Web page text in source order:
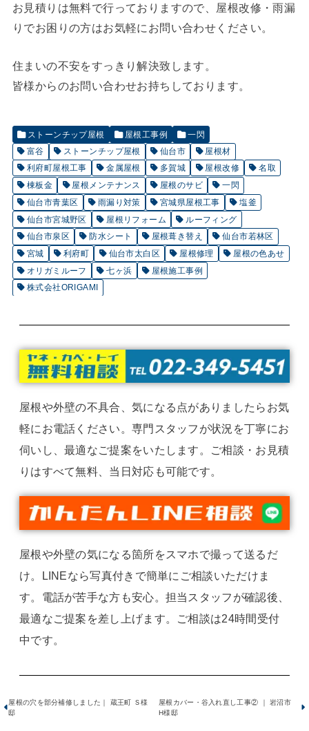
お見積りは無料で行っておりますので、屋根改修・雨漏
りでお困りの方はお気軽にお問い合わせください。
住まいの不安をすっきり解決致します。
皆様からのお問い合わせお持ちしております。
ストーンチップ屋根 屋根工事例
一閃
富谷
ストーンチップ屋根 仙台市
屋根材
利府町屋根工事
金属屋根 多賀城 屋根改修
名取
棟板金
屋根メンテナンス 屋根のサビ
一閃
仙台市青葉区
雨漏り対策 宮城県屋根工事
塩釜
仙台市宮城野区
屋根リフォーム
ルーフィング
仙台市泉区
防水シート 屋根葺き替え
仙台市若林区
宮城
利府町 仙台市太白区 屋根修理
屋根の色あせ
オリガミルーフ
七ヶ浜
屋根施工事例
株式会社ORIGAMI
屋根や外壁の不具合、気になる点がありましたらお気
軽にお電話ください。専門スタッフが状況を丁寧にお
伺いし、最適なご提案をいたします。ご相談・お見積
りはすべて無料、当日対応も可能です。
屋根や外壁の気になる箇所をスマホで撮って送るだ
け。LINEなら写真付きで簡単にご相談いただけま
す。電話が苦手な方も安心。担当スタッフが確認後、
最適なご提案を差し上げます。ご相談は24時間受付
中です。
屋根の穴を部分補修しました｜ 蔵王町 Ｓ様
邸
屋根カバー・谷入れ直し工事② ｜ 岩沼市
H様邸